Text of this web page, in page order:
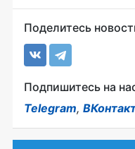
Поделитесь
Подпишитесь на
Telegram,